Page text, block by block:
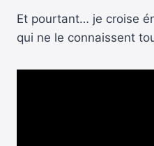
Et pourtant… je croise
qui ne le connaissent